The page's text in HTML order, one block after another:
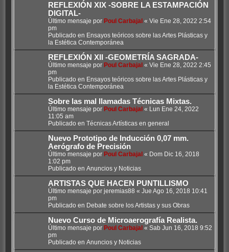
REFLEXIÓN XIX -SOBRE LA ESTAMPACIÓN
DIGITAL-
Último mensaje por Poul Carbajal« Vie Ene 28, 2022 2:54
pm
Publicado en Ensayos teóricos sobre las Artes Plásticas y
la Estética Contemporánea
REFLEXIÓN XII -GEOMETRÍA SAGRADA-
Último mensaje por Poul Carbajal« Vie Ene 28, 2022 2:45
pm
Publicado en Ensayos teóricos sobre las Artes Plásticas y
la Estética Contemporánea
Sobre las mal llamadas Técnicas Mixtas.
Último mensaje por Poul Carbajal« Lun Ene 24, 2022
11:05 am
Publicado en Técnicas Artísticas en general
Nuevo Prototipo de Inducción 0,07 mm.
Aerógrafo de Precisión
Último mensaje por Poul Carbajal« Dom Dic 16, 2018
1:02 pm
Publicado en Anuncios y Noticias
ARTISTAS QUE HACEN PUNTILLISMO
Último mensaje por jeremias88 « Jue Ago 16, 2018 10:41
pm
Publicado en Debate sobre los Artistas y sus Obras
Nuevo Curso de Microaerografía Realista.
Último mensaje por Poul Carbajal« Sab Jun 16, 2018 9:52
pm
Publicado en Anuncios y Noticias